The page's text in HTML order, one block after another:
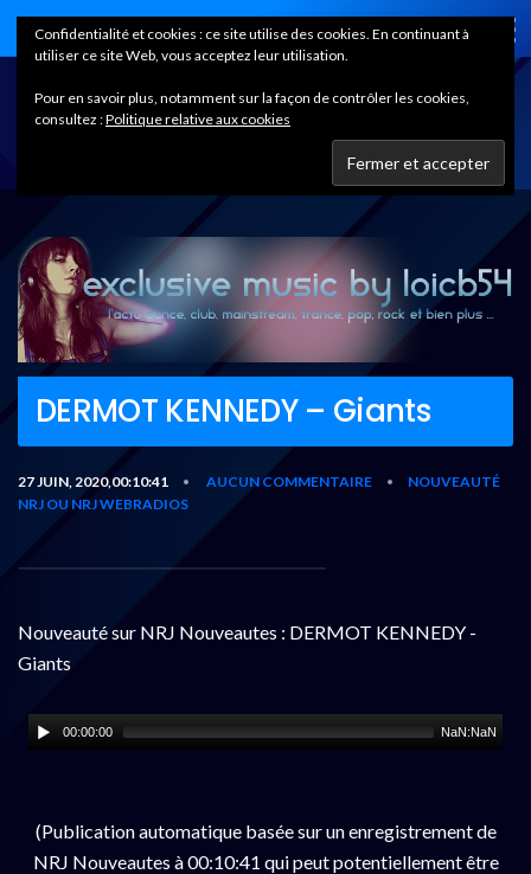
Home
DERMOT KENNEDY – Giants
27 JUIN, 2020,00:10:41 • AUCUN COMMENTAIRE •
NOUVEAUTÉ
NRJ OU NRJ WEBRADIOS
Nouveauté sur NRJ Nouveautes : DERMOT KENNEDY -
Giants
00:00:00 NaN:NaN
(Publication automatique basée sur un enregistrement de
NRJ Nouveautes à 00:10:41 qui peut potentiellement être
Confidentialité et cookies : ce site utilise des cookies. En continuant à
utiliser ce site Web, vous acceptez leur utilisation.
Pour en savoir plus, notamment sur la façon de contrôler les cookies,
consultez :Politique relative aux cookies